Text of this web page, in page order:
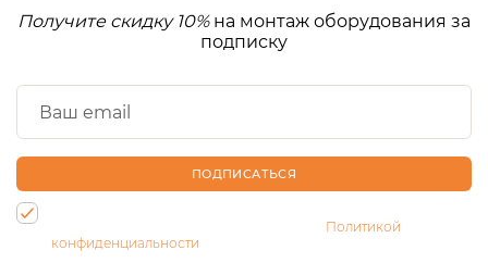
Получите скидку 10%на монтаж оборудования за
подписку
ПОДПИСАТЬСЯ
Политикой
конфиденциальности